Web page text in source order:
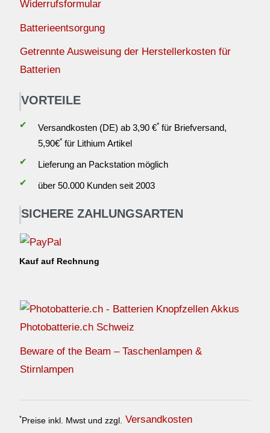
Widerrufsformular
Batterieentsorgung
Getrennte Ausweisung der Herstellerkosten für
Batterien
VORTEILE
✔ Versandkosten (DE) ab 3,90 €*für Briefversand,
5,90€*für Lithium Artikel
✔
Lieferung an Packstation möglich
✔
über 50.000 Kunden seit 2003
SICHERE ZAHLUNGSARTEN
Kauf auf Rechnung
Photobatterie.ch Schweiz
Beware of the Beam – Taschenlampen &
Stirnlampen
*Preise inkl. Mwst und zzgl. Versandkosten